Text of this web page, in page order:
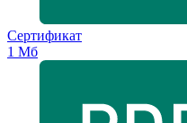
Сертификат
1 Мб